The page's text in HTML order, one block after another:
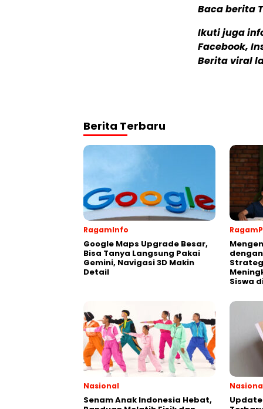
Baca berita
Ikuti juga
Facebook,
Berita viral
Berita Terbaru
RagamInfo
Google Maps Upgrade Besar,
Bisa Tanya Langsung Pakai
Gemini, Navigasi 3D Makin
Detail
Siswa
Nasional
Senam Anak Indonesia Hebat,
Update